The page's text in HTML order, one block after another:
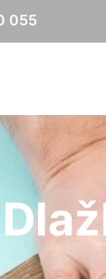
055